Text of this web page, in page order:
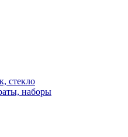
стекло
наборы